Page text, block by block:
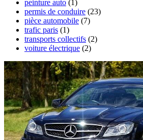
peinture auto (1)
permis de conduire (23)
pièce automobile (7)
trafic paris (1)
transports collectifs (2)
voiture électrique (2)